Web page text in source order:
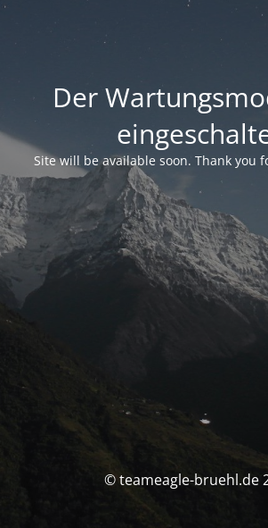
Der
Site will be available soon. Thank you
© teameagle-bruehl.de